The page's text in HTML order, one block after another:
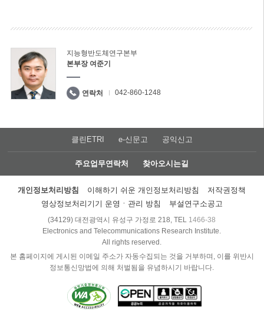
지능형반도체연구본부
본부장 여준기
연락처 042-860-1248
클린ETRI e-신문고 공익신고
주요업무연락처 찾아오시는길
개인정보처리방침 이해하기 쉬운 개인정보처리방침
저작권정책
영상정보처리기기 운영ㆍ관리 방침
부설연구소공고
(34129) 대전광역시 유성구 가정로 218, TEL 1466-38
Electronics and Telecommunications Research Institute.
All rights reserved.
본 홈페이지에 게시된 이메일 주소가 자동수집되는 것을 거부하며, 이를 위반시
정보통신망법에 의해 처벌됨을 유념하시기 바랍니다.